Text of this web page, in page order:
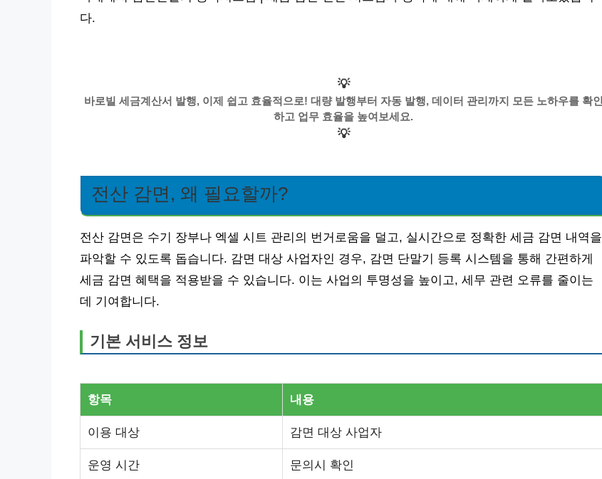
다.
💡
바로빌 세금계산서 발행, 이제 쉽고 효율적으로! 대량 발행부터 자동 발행, 데이터 관리까지 모든 노하우를 확인
하고 업무 효율을 높여보세요.
💡
전산 감면, 왜 필요할까?
전산 감면은 수기 장부나 엑셀 시트 관리의 번거로움을 덜고, 실시간으로 정확한 세금 감면 내역을
파악할 수 있도록 돕습니다. 감면 대상 사업자인 경우, 감면 단말기 등록 시스템을 통해 간편하게
세금 감면 혜택을 적용받을 수 있습니다. 이는 사업의 투명성을 높이고, 세무 관련 오류를 줄이는
데 기여합니다.
기본 서비스 정보
항목 내용
이용 대상 감면 대상 사업자
운영 시간 문의시 확인